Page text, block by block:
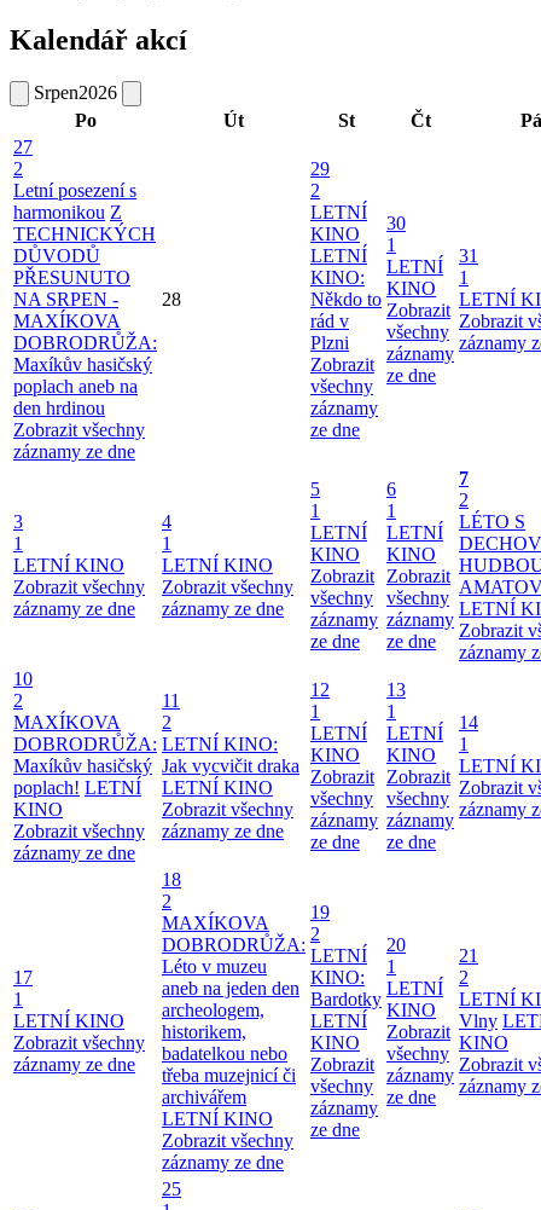
Kalendář akcí
Srpen2026
Po
Út St Čt
Pá
27
2
Letní posezení s
harmonikou Z
TECHNICKÝCH
DŮVODŮ
PŘESUNUTO
NA SRPEN -
MAXÍKOVA
DOBRODRŮŽA:
Maxíkův hasičský
poplach aneb na
den hrdinou
Zobrazit všechny
záznamy ze dne
28
29
2
LETNÍ
KINO
LETNÍ
KINO:
Někdo to
rád v
Plzni
Zobrazit
všechny
záznamy
ze dne
30
1
LETNÍ
KINO
Zobrazit
všechny
záznamy
ze dne
31
1
LETNÍ
Zobrazit
záznamy
3
1
LETNÍ KINO
Zobrazit všechny
záznamy ze dne
4
1
LETNÍ KINO
Zobrazit všechny
záznamy ze dne
5
1
LETNÍ
KINO
Zobrazit
všechny
záznamy
ze dne
6
1
LETNÍ
KINO
Zobrazit
všechny
záznamy
ze dne
7
2
LÉTO S
LETNÍ
Zobrazit
záznamy
10
2
MAXÍKOVA
DOBRODRŮŽA:
Maxíkův hasičský
poplach! LETNÍ
KINO
Zobrazit všechny
záznamy ze dne
11
2
LETNÍ KINO:
Jak vycvičit draka
LETNÍ KINO
Zobrazit všechny
záznamy ze dne
12
1
LETNÍ
KINO
Zobrazit
všechny
záznamy
ze dne
13
1
LETNÍ
KINO
Zobrazit
všechny
záznamy
ze dne
14
1
LETNÍ
Zobrazit
záznamy
17
1
LETNÍ KINO
Zobrazit všechny
záznamy ze dne
18
2
MAXÍKOVA
DOBRODRŮŽA:
Léto v muzeu
aneb na jeden den
archeologem,
historikem,
badatelkou nebo
třeba muzejnicí či
archivářem
LETNÍ KINO
Zobrazit všechny
záznamy ze dne
19
2
LETNÍ
KINO:
Bardotky
LETNÍ
KINO
Zobrazit
všechny
záznamy
ze dne
20
1
LETNÍ
KINO
Zobrazit
všechny
záznamy
ze dne
21
2
LETNÍ
Vlny
KINO
Zobrazit
záznamy
25